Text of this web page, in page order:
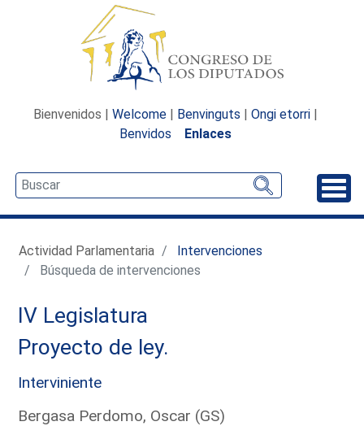
Bienvenidos | Welcome | Benvinguts | Ongi etorri |
Benvidos
Enlaces
Actividad Parlamentaria
Intervenciones
Búsqueda de intervenciones
IV Legislatura
Proyecto de ley.
Interviniente
Bergasa Perdomo, Oscar (GS)